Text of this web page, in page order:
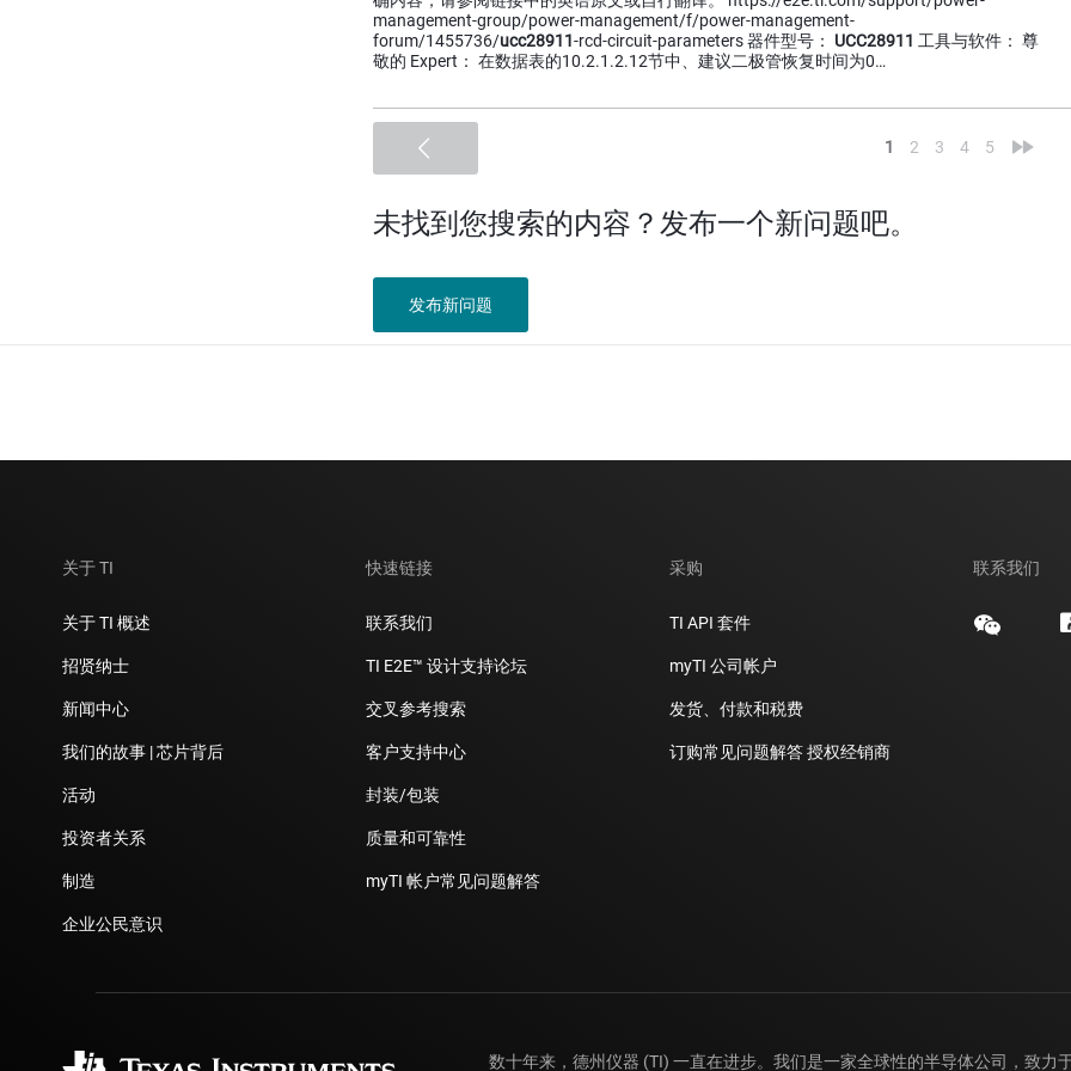
management-group/power-management/f/power-management-
forum/1455736/ucc28911-rcd-circuit-parameters 器件型号： UCC28911 工具与软件： 尊
敬的 Expert： 在数据表的10.2.1.2.12节中、建议二极管恢复时间为0…
1 2 3 4 5
未找到您搜索的内容？发布一个新问题吧。
发布新问题
关于 TI
关于 TI 概述
招贤纳士
新闻中心
我们的故事 | 芯片背后
活动
投资者关系
制造
企业公民意识
快速链接
联系我们
TI E2E™ 设计支持论坛
交叉参考搜索
客户支持中心
封装/包装
质量和可靠性
myTI 帐户常见问题解答
采购
TI API 套件
myTI 公司帐户
发货、付款和税费
订购常见问题解答授权经销商
联系我们
数十年来，德州仪器 (TI) 一直在进步。我们是一家全球性的半导体公司，致力